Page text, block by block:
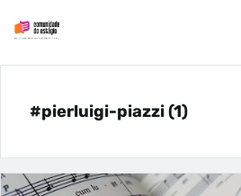
#pierluigi-piazzi (1)